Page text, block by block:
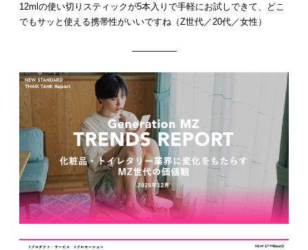
12mlの使い切りスティックが5本入りで手軽にお試しできて、どこ
でもサッと使える携帯性がいいですね（Z世代／20代／女性）
—————